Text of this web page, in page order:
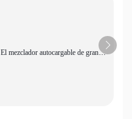
El mezclador autocargable de gran